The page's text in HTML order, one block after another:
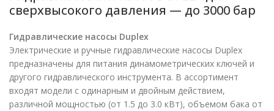
сверхвысокого давления — до 3000 бар
Гидравлические насосы Duplex
Электрические и ручные гидравлические насосы Duplex
предназначены для питания динамометрических ключей и
другого гидравлического инструмента. В ассортимент
входят модели с одинарным и двойным действием,
различной мощностью (от 1.5 до 3.0 кВт), объемом бака от